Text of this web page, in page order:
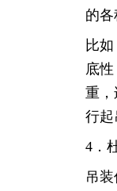
的
比
底
重，
行起
4．
吊